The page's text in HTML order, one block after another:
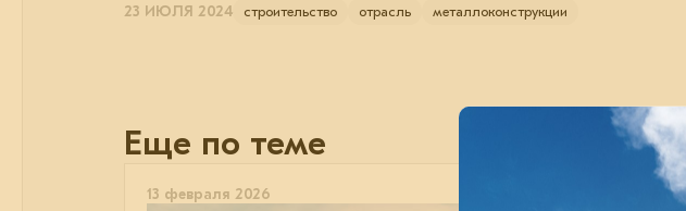
23 ИЮЛЯ 2024
строительство отрасль металлоконструкции
Еще по теме
13 февраля 2026 03 марта 2025